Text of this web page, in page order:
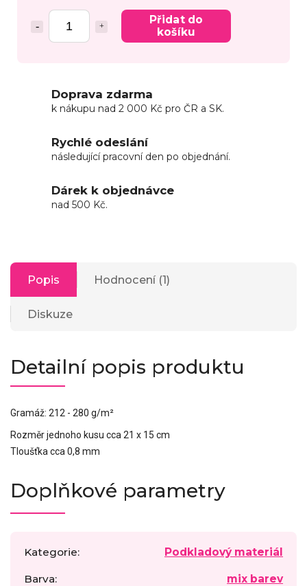
Přidat do
košíku
Doprava zdarma
k nákupu nad 2 000 Kč pro ČR a SK.
Rychlé odeslání
následující pracovní den po objednání.
Dárek k objednávce
nad 500 Kč.
Popis Hodnocení (1)
Diskuze
Detailní popis produktu
Gramáž: 212 - 280 g/m²
Rozměr jednoho kusu cca 21 x 15 cm
Tloušťka cca 0,8 mm
Doplňkové parametry
Kategorie: Podkladový materiál
Barva: mix barev